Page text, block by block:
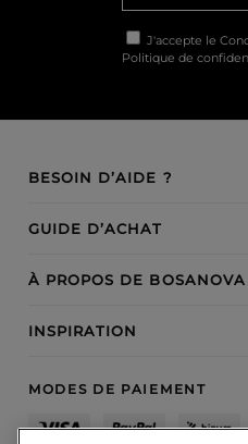
J'accepte le
Politique de
BESOIN D’AIDE ?
GUIDE D’ACHAT
À PROPOS DE BOSANOVA
INSPIRATION
MODES DE PAIEMENT